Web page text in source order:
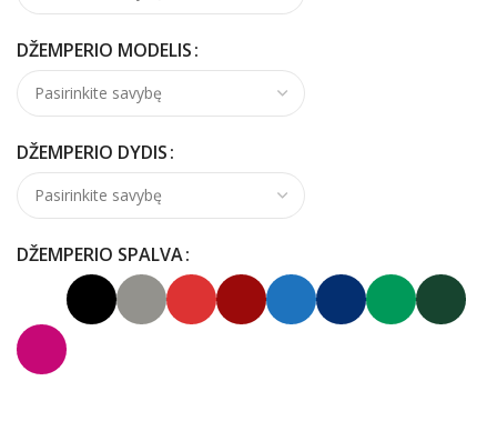
DŽEMPERIO MODELIS
DŽEMPERIO DYDIS
DŽEMPERIO SPALVA